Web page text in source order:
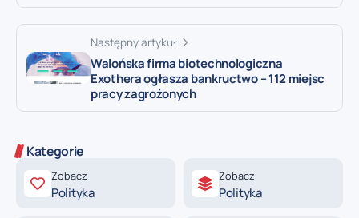
Następny artykuł
Walońska firma biotechnologiczna
Exothera ogłasza bankructwo – 112 miejsc
pracy zagrożonych
Kategorie
Zobacz
Polityka
Zobacz
Polityka